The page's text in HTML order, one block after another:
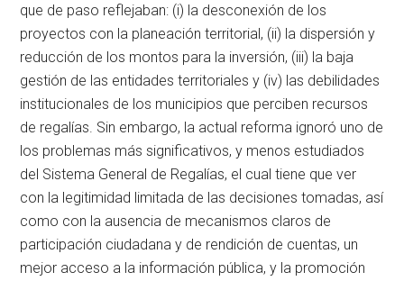
que de paso reflejaban: (i) la desconexión de los
proyectos con la planeación territorial, (ii) la dispersión y
reducción de los montos para la inversión, (iii) la baja
gestión de las entidades territoriales y (iv) las debilidades
institucionales de los municipios que perciben recursos
de regalías. Sin embargo, la actual reforma ignoró uno de
los problemas más significativos, y menos estudiados
del Sistema General de Regalías, el cual tiene que ver
con la legitimidad limitada de las decisiones tomadas, así
como con la ausencia de mecanismos claros de
participación ciudadana y de rendición de cuentas, un
mejor acceso a la información pública, y la promoción